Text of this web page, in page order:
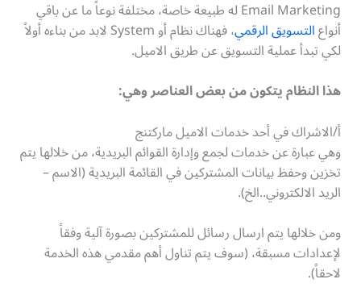
Email Marketing له طبيعة خاصة، مختلفة نوعاً ما عن باقي
أنواعالتسويق الرقمي ، فهناك نظام أو System لابد من بناءه أولاً
لكي تبدأ عملية التسويق عن طريق الاميل.
هذا النظام يتكون من بعض العناصر وهي:
أ/الاشراك في أحد خدمات الاميل ماركتنج
وهي عبارة عن خدمات لجمع وإدارة القوائم البريدية، من خلالها يتم
تخزين وحفظ بيانات المشتركين في القائمة البريدية (الاسم –
الريد الالكتروني..الخ).
ومن خلالها يتم ارسال رسائل للمشتركين بصورة آلية وفقاً
لإعدادات مسبقة، (سوف يتم تناول أهم مقدمي هذه الخدمة
لاحقاً).